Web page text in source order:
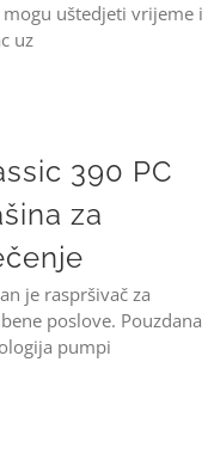
mogu uštedjeti vrijeme i
uz
390 PC
za
je raspršivač za
poslove. Pouzdana
pumpi